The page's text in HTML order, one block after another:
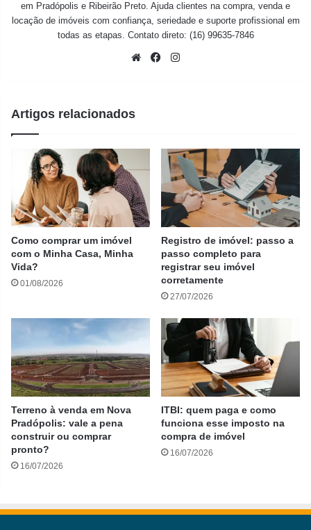
em Pradópolis e Ribeirão Preto. Ajuda clientes na compra, venda e
locação de imóveis com confiança, seriedade e suporte profissional em
todas as etapas. Contato direto: (16) 99635-7846
WebsiteFacebook
Artigos relacionados
Como comprar um imóvel
com o Minha Casa, Minha
Vida?
01/08/2026
Registro de imóvel: passo a
passo completo para
registrar seu imóvel
corretamente
27/07/2026
Terreno à venda em Nova
Pradópolis: vale a pena
construir ou comprar
pronto?
16/07/2026
ITBI: quem paga e como
funciona esse imposto na
compra de imóvel
16/07/2026